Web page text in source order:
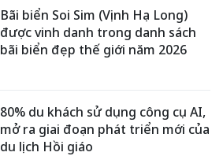
Bãi biển Soi Sim (Vịnh Hạ Long)
được vinh danh trong danh sách
bãi biển đẹp thế giới năm 2026
80% du khách sử dụng công cụ AI,
mở ra giai đoạn phát triển mới của
du lịch Hồi giáo